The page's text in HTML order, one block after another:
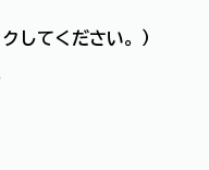
してください。）